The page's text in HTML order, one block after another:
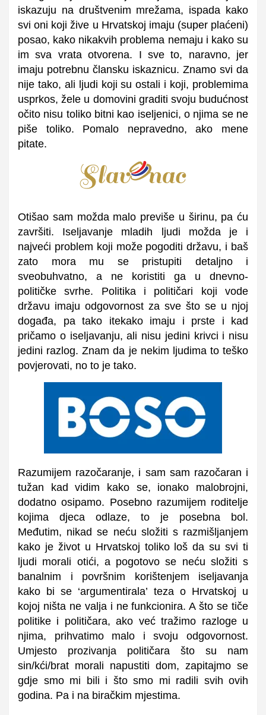
iskazuju na društvenim mrežama, ispada kako
svi oni koji žive u Hrvatskoj imaju (super plaćeni)
posao, kako nikakvih problema nemaju i kako su
im sva vrata otvorena. I sve to, naravno, jer
imaju potrebnu člansku iskaznicu. Znamo svi da
nije tako, ali ljudi koji su ostali i koji, problemima
usprkos, žele u domovini graditi svoju budućnost
očito nisu toliko bitni kao iseljenici, o njima se ne
piše toliko. Pomalo nepravedno, ako mene
pitate.
Otišao sam možda malo previše u širinu, pa ću
završiti. Iseljavanje mladih ljudi možda je i
najveći problem koji može pogoditi državu, i baš
zato mora mu se pristupiti detaljno i
sveobuhvatno, a ne koristiti ga u dnevno-
političke svrhe. Politika i političari koji vode
državu imaju odgovornost za sve što se u njoj
događa, pa tako itekako imaju i prste i kad
pričamo o iseljavanju, ali nisu jedini krivci i nisu
jedini razlog. Znam da je nekim ljudima to teško
povjerovati, no to je tako.
Razumijem razočaranje, i sam sam razočaran i
tužan kad vidim kako se, ionako malobrojni,
dodatno osipamo. Posebno razumijem roditelje
kojima djeca odlaze, to je posebna bol.
Međutim, nikad se neću složiti s razmišljanjem
kako je život u Hrvatskoj toliko loš da su svi ti
ljudi morali otići, a pogotovo se neću složiti s
banalnim i površnim korištenjem iseljavanja
kako bi se ‘argumentirala’ teza o Hrvatskoj u
kojoj ništa ne valja i ne funkcionira. A što se tiče
politike i političara, ako već tražimo razloge u
njima, prihvatimo malo i svoju odgovornost.
Umjesto prozivanja političara što su nam
sin/kći/brat morali napustiti dom, zapitajmo se
gdje smo mi bili i što smo mi radili svih ovih
godina. Pa i na biračkim mjestima.